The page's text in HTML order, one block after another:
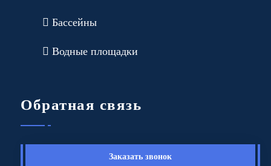
Бассейны
Водные площадки
Обратная связь
Заказать звонок